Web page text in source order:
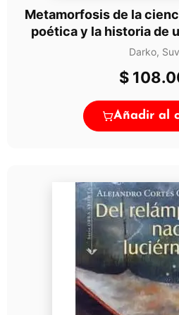
Metamorfosis de la
poética y la historia de
Darko,
$
Añadir al